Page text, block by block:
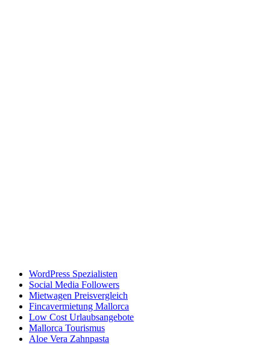
WordPress Spezialisten
Social Media Followers
Mietwagen Preisvergleich
Fincavermietung Mallorca
Low Cost Urlaubsangebote
Mallorca Tourismus
Aloe Vera Zahnpasta